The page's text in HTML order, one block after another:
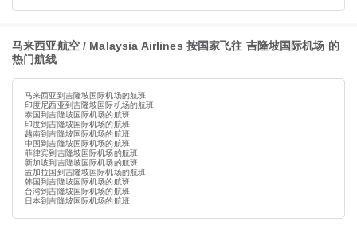
马来西亚航空 / Malaysia Airlines 按国家飞往 吉隆坡国际机场 的
热门航线
马来西亚到吉隆坡国际机场的航班
印度尼西亚到吉隆坡国际机场的航班
泰国到吉隆坡国际机场的航班
印度到吉隆坡国际机场的航班
越南到吉隆坡国际机场的航班
中国到吉隆坡国际机场的航班
菲律宾到吉隆坡国际机场的航班
新加坡到吉隆坡国际机场的航班
孟加拉国到吉隆坡国际机场的航班
韩国到吉隆坡国际机场的航班
台湾到吉隆坡国际机场的航班
日本到吉隆坡国际机场的航班